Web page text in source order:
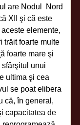
are Nodul Nord
XII şi că este
elemente,
trăit foarte multe
foarte mare şi
unui
ultima şi cea
se poat elibera
că, în general,
capacitatea de